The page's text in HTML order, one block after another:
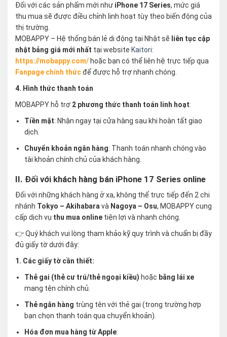
Đối với các sản phẩm mới như iPhone 17 Series, mức giá
thu mua sẽ được điều chỉnh linh hoạt tùy theo biến động của
thị trường.
MOBAPPY – Hệ thống bán lẻ di động tại Nhật sẽ liên tục cập
nhật bảng giá mới nhất tại website Kaitori:
https://mobappy.com/ hoặc bạn có thể liên hệ trực tiếp qua
Fanpage chính thứcđể được hỗ trợ nhanh chóng.
4. Hình thức thanh toán
MOBAPPY hỗ trợ 2 phương thức thanh toán linh hoạt:
Tiền mặt: Nhận ngay tại cửa hàng sau khi hoàn tất giao
dịch.
Chuyển khoản ngân hàng: Thanh toán nhanh chóng vào
tài khoản chính chủ của khách hàng.
II. Đối với khách hàng bán iPhone 17 Series online
Đối với những khách hàng ở xa, không thể trực tiếp đến 2 chi
nhánh Tokyo – Akihabara và Nagoya – Osu, MOBAPPY cung
cấp dịch vụ thu mua online tiện lợi và nhanh chóng.
👉 Quý khách vui lòng tham khảo kỹ quy trình và chuẩn bị đầy
đủ giấy tờ dưới đây:
1. Các giấy tờ cần thiết:
Thẻ gai (thẻ cư trú/thẻ ngoại kiều) hoặc bằng lái xe
mang tên chính chủ.
Thẻ ngân hàng trùng tên với thẻ gai (trong trường hợp
bạn chọn thanh toán qua chuyển khoản).
Hóa đơn mua hàng từ Apple: